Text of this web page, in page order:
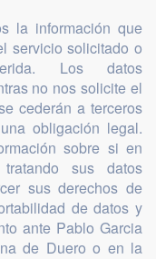
la información que
servicio solicitado o
Los datos
no nos solicite el
cederán a terceros
obligación legal.
sobre si en
sus datos
sus derechos de
de datos y
ante Pablo Garcia
de Duero o en la